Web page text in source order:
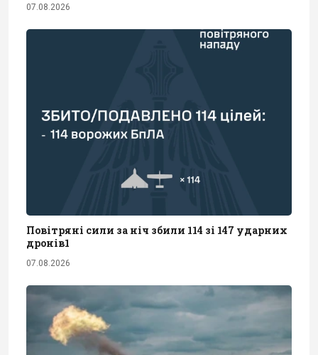
07.08.2026
Повітряні сили за ніч збили 114 зі 147 ударних
дронів1
07.08.2026